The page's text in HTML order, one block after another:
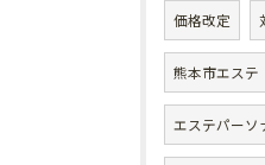
価格改定
熊本市エステ
エステパーソ